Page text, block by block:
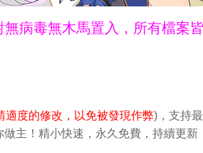
病毒無木馬置入，所有檔案
適度的修改，以免被發現作弊)，支持
主！精小快速，永久免費，持續更新